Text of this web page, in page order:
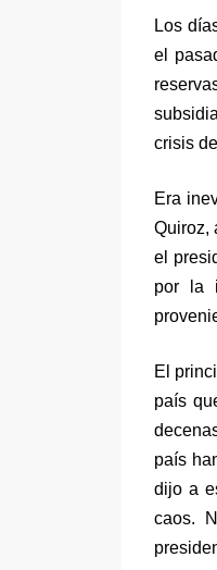
Los
el
crisis
Era
Quiroz,
el
por la
El
país
país
dijo a
caos.